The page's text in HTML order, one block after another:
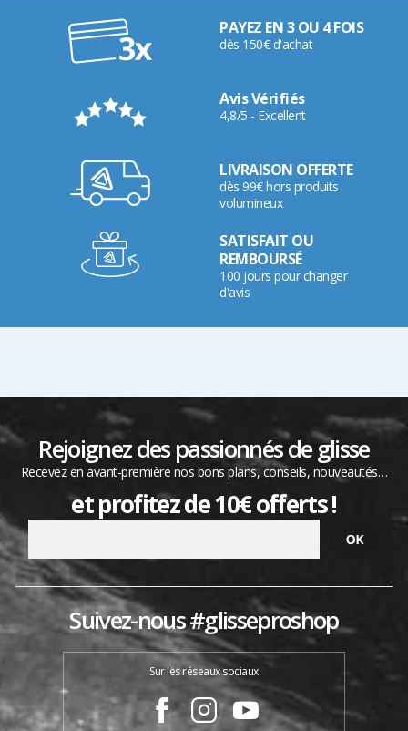
PAYEZ EN 3 OU 4 FOIS
dès 150€ d'achat
Avis Vérifiés
4,8/5 - Excellent
LIVRAISON OFFERTE
dès 99€ hors produits
volumineux
SATISFAIT OU
REMBOURSÉ
100 jours pour changer
d'avis
Rejoignez des passionnés de glisse
Recevez en avant-première nos bons plans, conseils, nouveautés…
et profitez de 10€ offerts !
Suivez-nous #glisseproshop
Sur les réseaux sociaux